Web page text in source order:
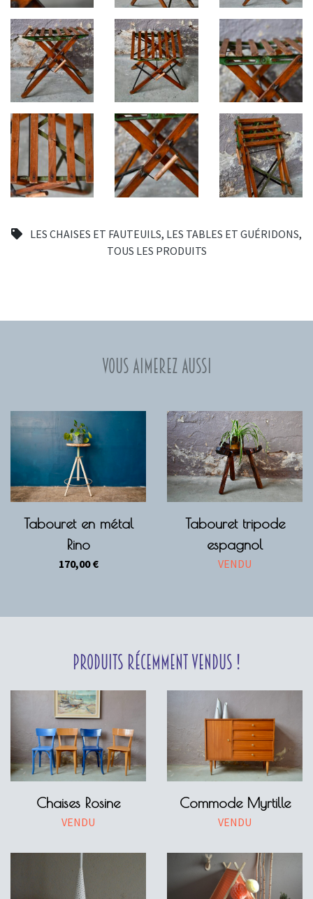
LES CHAISES ET FAUTEUILS, LES TABLES ET GUÉRIDONS,
TOUS LES PRODUITS
Vous aimerez aussi
Tabouret en métal
Rino
170,00€
Tabouret tripode
espagnol
VENDU
Produits récemment vendus !
Chaises Rosine
VENDU
Commode Myrtille
VENDU